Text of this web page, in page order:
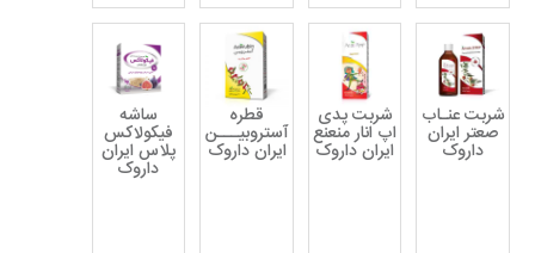
شربت عنـاب
صعتر ایران
داروک
شربت پدی
اپ انار منعنع
ایران داروک
قطره
آستروبیـــن
ایران داروک
ساشه
فیکولاکس
پلاس ایران
داروک